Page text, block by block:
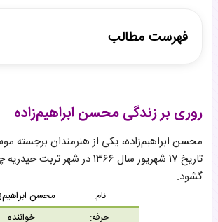
فهرست مطالب
نگاهی به زندگی شخصی محسن ابراهیم‌زاده
روری بر زندگی محسن ابراهیم‌زاده
محسن ابراهیم‌زاده، یکی از هنرمندان برجسته
تاریخ ۱۷ شهریور سال ۱۳۶۶ در شهر
گشود.
نام:
محسن
حرفه:
خواننده